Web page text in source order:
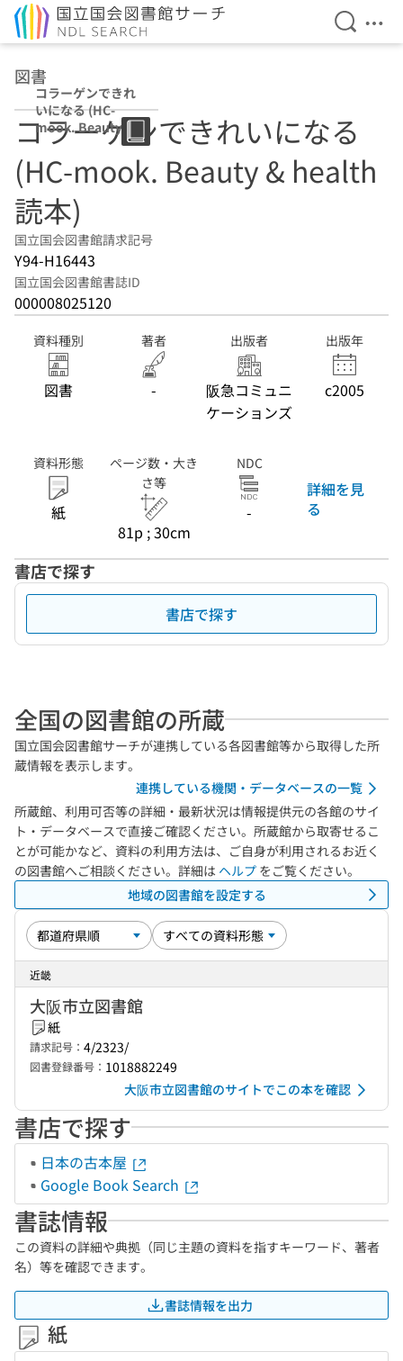
検索を
メ
図書
コラーゲンできれ
いになる (HC-
mook. Beauty &
health読本)
コラーゲンできれいになる
(HC-mook. Beauty & health
読本)
国立国会図書館請求記号
Y94-H16443
国立国会図書館書誌ID
000008025120
資料種別
図書
著者
-
出版者
阪急コミュニ
ケーションズ
出版年
c2005
資料形態
紙
ページ数・大き
さ等
81p ; 30cm
NDC
-
詳細を見
る
書店で探す
書店で探す
全国の図書館の所蔵
国立国会図書館サーチが連携している各図書館等から取得した所
蔵情報を表示します。
連携している機関・データベースの一覧
所蔵館、利用可否等の詳細・最新状況は情報提供元の各館のサイ
ト・データベースで直接ご確認ください。所蔵館から取寄せるこ
とが可能かなど、資料の利用方法は、ご自身が利用されるお近く
の図書館へご相談ください。詳細は ヘルプ をご覧ください。
地域の図書館を設定する
近畿
大阪市立図書館
紙
請求記号： 4/2323/
図書登録番号： 1018882249
大阪市立図書館のサイトでこの本を確認
書店で探す
日本の古本屋
Google Book Search
書誌情報
この資料の詳細や典拠（同じ主題の資料を指すキーワード、著者
名）等を確認できます。
書誌情報を出力
紙